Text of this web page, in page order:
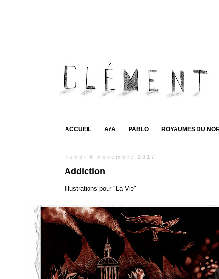
ACCUEIL AYA PABLO ROYAUMES DU
lundi 6 novembre 2017
Addiction
Illustrations pour "La Vie"